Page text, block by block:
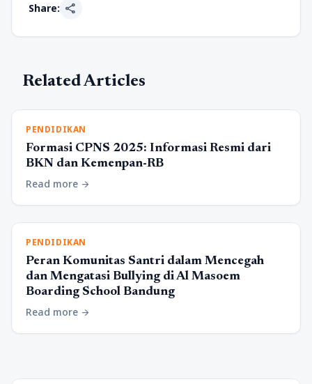
Share: share
Related Articles
PENDIDIKAN
Formasi CPNS 2025: Informasi Resmi dari
BKN dan Kemenpan-RB
Read more arrow_forward
PENDIDIKAN
Peran Komunitas Santri dalam Mencegah
dan Mengatasi Bullying di Al Masoem
Boarding School Bandung
Read more arrow_forward